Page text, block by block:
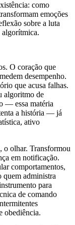
como
emoções
sobre a luta
algorítmica.
O coração que
desempenho.
que acusa falhas.
algoritmo de
— essa matéria
a história — já
ativo
o olhar. Transformou
em notificação.
comportamentos,
quem administra
para
de comando
obediência.